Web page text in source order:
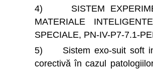
4) SISTEM
MATERIALE
SPECIALE, PN-IV-P7-7.1-
5) Sistem exo-suit soft
corectivă în cazul